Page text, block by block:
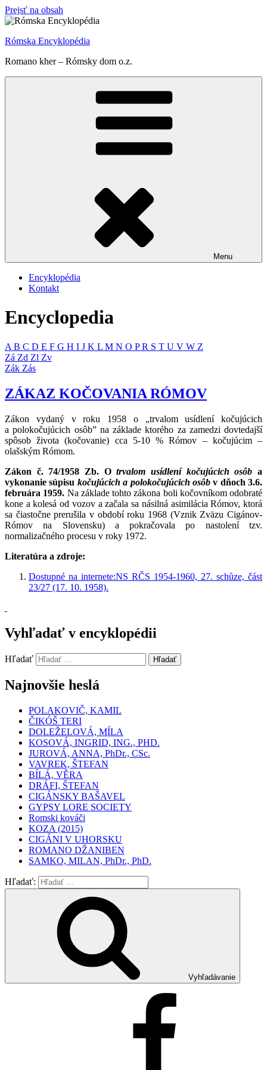
Prejsť na obsah
Rómska Encyklopédia
Romano kher – Rómsky dom o.z.
Menu
Encyklopédia
Kontakt
Encyclopedia
A B C D E F G H I J K L M N O PR S T U V W Z
Zá Zd Zl Zv
Zák Zás
ZÁKAZ KOČOVANIA RÓMOV
Zákon vydaný v roku 1958 o „trvalom usídlení kočujúcich
a polokočujúcich osôb” na základe ktorého za zamedzi dovtedajší
spôsob života (kočovanie) cca 5-10 % Rómov – kočujúcim –
olašským Rómom.
Zákon č. 74/1958 Zb. Otrvalom usídlení kočujúcich osôb a
vykonanie súpisu kočujúcich a polokočujúcich osôbv dňoch 3.6.
februára 1959. Na základe tohto zákona boli kočovníkom odobraté
kone a kolesá od vozov a začala sa násilná asimilácia Rómov, ktorá
sa čiastočne prerušila v období roku 1968 (Vznik Zväzu Cigánov-
Rómov na Slovensku) a pokračovala po nastolení tzv.
normalizačného procesu v roky 1972.
Literatúra a zdroje:
Dostupné na internete:NS RČS 1954-1960, 27. schůze, část
23/27 (17. 10. 1958).
Vyhľadať v encyklopédii
Hľadať Hľadať
Najnovšie heslá
POLAKOVIČ, KAMIL
ČIKÓŠ TERI
DOLEŽELOVÁ, MÍLA
KOSOVÁ, INGRID, ING., PHD.
JUROVÁ, ANNA, PhDr., CSc.
VAVREK, ŠTEFAN
BÍLÁ, VĚRA
DRÁFI, ŠTEFAN
CIGÁNSKY BAŠAVEL
GYPSY LORE SOCIETY
Romski kováči
KOZA (2015)
CIGÁNI V UHORSKU
ROMANO DŽANIBEN
SAMKO, MILAN, PhDr., PhD.
Hľadať:
Vyhľadávanie